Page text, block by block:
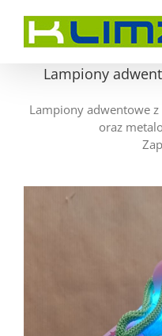
zawartości
Lampiony
Lampiony adwentowe
oraz